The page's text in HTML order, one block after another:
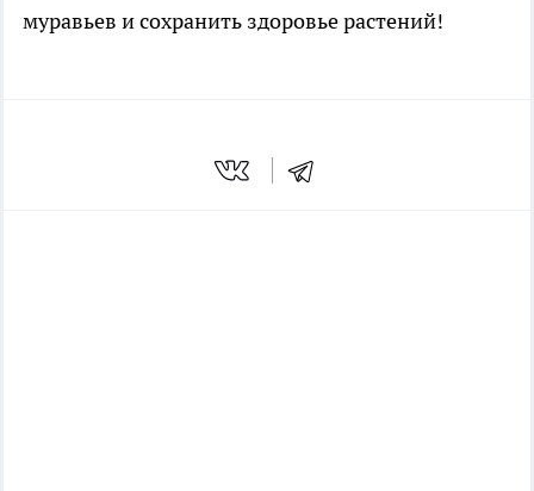
муравьев и сохранить здоровье растений!